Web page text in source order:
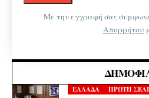
Με την εγγραφή σας
Απορρήτου
ΕΛΛΑΔΑ ΠΡΩΤΗ